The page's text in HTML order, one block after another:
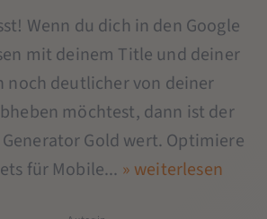
Wenn du dich in den Google
mit deinem Title und deiner
noch deutlicher von deiner
möchtest, dann ist der
Gold wert. Optimiere
für Mobile... » weiterlesen